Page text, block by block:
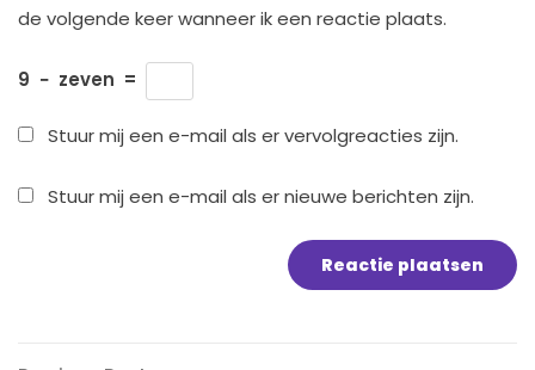
de volgende keer wanneer ik een reactie plaats.
9 − zeven =
Stuur mij een e-mail als er vervolgreacties zijn.
Stuur mij een e-mail als er nieuwe berichten zijn.